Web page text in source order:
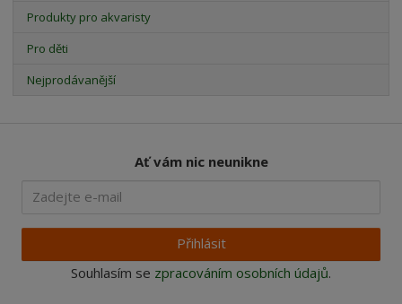
Produkty pro akvaristy
Pro děti
Nejprodávanější
Ať vám nic neunikne
Přihlásit
Souhlasím se zpracováním osobních údajů.